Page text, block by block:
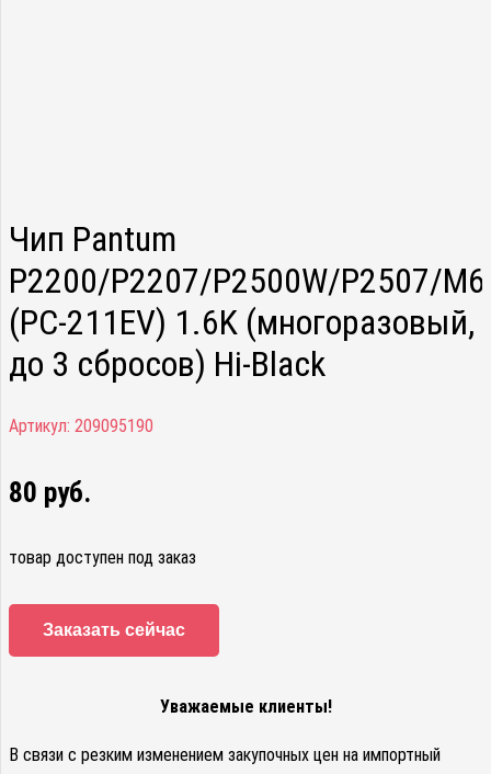
Чип Pantum
P2200/P2207/P2500W/P2507/
(PC-211EV) 1.6K (многоразовый,
до 3 сбросов) Hi-Black
Артикул: 209095190
80 руб.
товар доступен под заказ
Заказать сейчас
Уважаемые клиенты!
В связи с резким изменением закупочных цен на импортный